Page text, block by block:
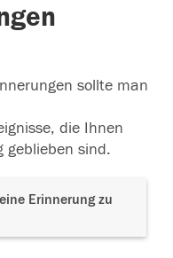
sollte man
die Ihnen
geblieben sind.
Erinnerung zu